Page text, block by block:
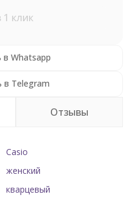
1 клик
в Whatsapp
в Telegram
Отзывы
Casio
женский
кварцевый